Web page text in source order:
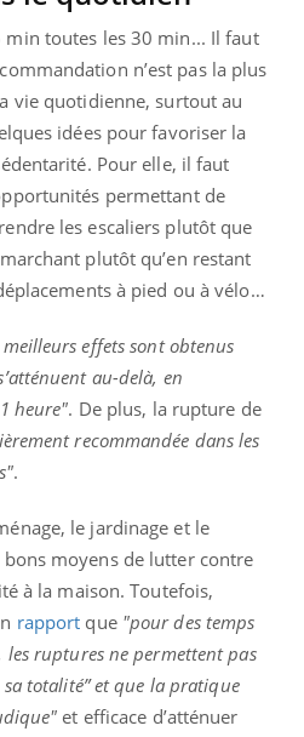
min toutes les 30 min... Il faut
n’est pas la plus
vie quotidienne, surtout au
idées pour favoriser la
Pour elle, il faut
permettant de
les escaliers plutôt que
plutôt qu’en restant
à pied ou à vélo…
meilleurs effets sont obtenus
au-delà, en
heure". De plus, la rupture de
recommandée dans les
.
le jardinage et le
moyens de lutter contre
à la maison. Toutefois,
rapport que "pour des temps
les ruptures ne permettent pas
totalité” et que la pratique
et efficace d’atténuer